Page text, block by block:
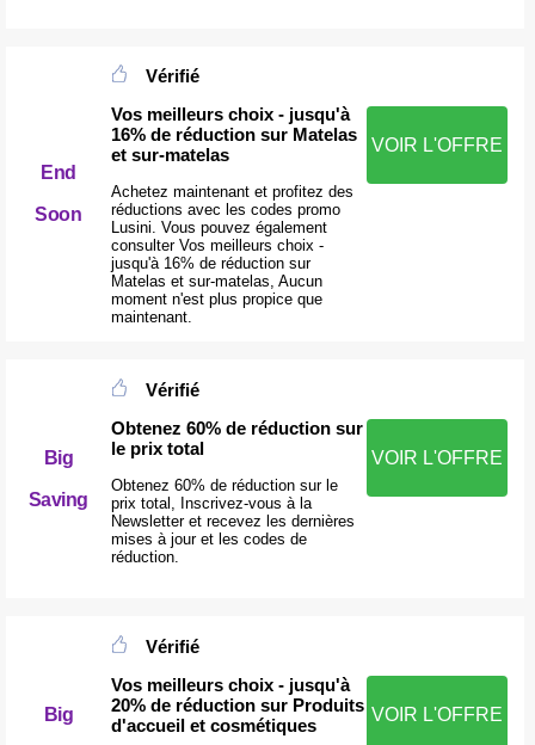
End
Soon
Vérifié
Vos meilleurs choix - jusqu'à
16% de réduction sur Matelas
et sur-matelas
Achetez maintenant et profitez des
réductions avec les codes promo
Lusini. Vous pouvez également
consulter Vos meilleurs choix -
jusqu'à 16% de réduction sur
Matelas et sur-matelas, Aucun
moment n'est plus propice que
maintenant.
VOIR L'OFFRE
Big
Saving
Vérifié
Obtenez 60% de réduction sur
le prix total
Obtenez 60% de réduction sur le
prix total, Inscrivez-vous à la
Newsletter et recevez les dernières
mises à jour et les codes de
réduction.
VOIR L'OFFRE
Big
Vérifié
Vos meilleurs choix - jusqu'à
20% de réduction sur Produits
d'accueil et cosmétiques
VOIR L'OFFRE